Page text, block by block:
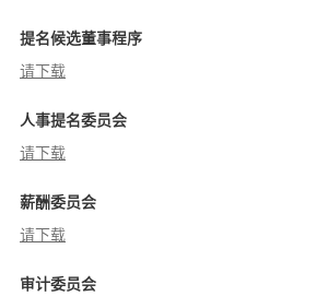
提名候选董事程序
请下载
人事提名委员会
请下载
薪酬委员会
请下载
审计委员会